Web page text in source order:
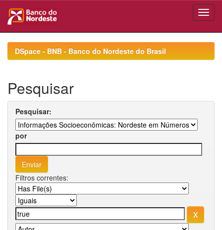
navigationDSpace - BNB - Banco do Nordeste do Brasil
Pesquisar
Pesquisar:
por
Filtros correntes: